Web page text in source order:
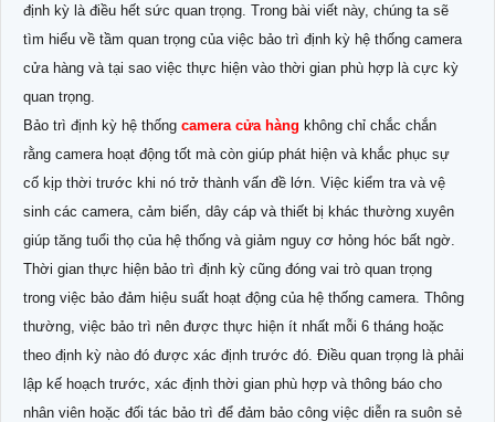
định kỳ là điều hết sức quan trọng. Trong bài viết này, chúng ta sẽ
tìm hiểu về tầm quan trọng của việc bảo trì định kỳ hệ thống camera
cửa hàng và tại sao việc thực hiện vào thời gian phù hợp là cực kỳ
quan trọng.
Bảo trì định kỳ hệ thống camera cửa hàng không chỉ chắc chắn
rằng camera hoạt động tốt mà còn giúp phát hiện và khắc phục sự
cố kịp thời trước khi nó trở thành vấn đề lớn. Việc kiểm tra và vệ
sinh các camera, cảm biến, dây cáp và thiết bị khác thường xuyên
giúp tăng tuổi thọ của hệ thống và giảm nguy cơ hỏng hóc bất ngờ.
Thời gian thực hiện bảo trì định kỳ cũng đóng vai trò quan trọng
trong việc bảo đảm hiệu suất hoạt động của hệ thống camera. Thông
thường, việc bảo trì nên được thực hiện ít nhất mỗi 6 tháng hoặc
theo định kỳ nào đó được xác định trước đó. Điều quan trọng là phải
lập kế hoạch trước, xác định thời gian phù hợp và thông báo cho
nhân viên hoặc đối tác bảo trì để đảm bảo công việc diễn ra suôn sẻ